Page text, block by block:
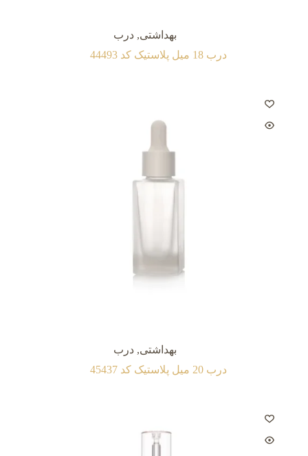
بهداشتی,درب
درب 18 میل پلاستیک کد 44493
بهداشتی,درب
درب 20 میل پلاستیک کد 45437